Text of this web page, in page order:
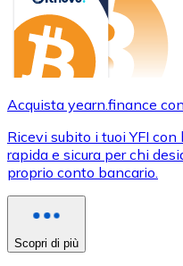
Acquista yearn.finance
Ricevi subito i tuoi YFI con
rapida e sicura per chi
proprio conto bancario.
Scopri di più